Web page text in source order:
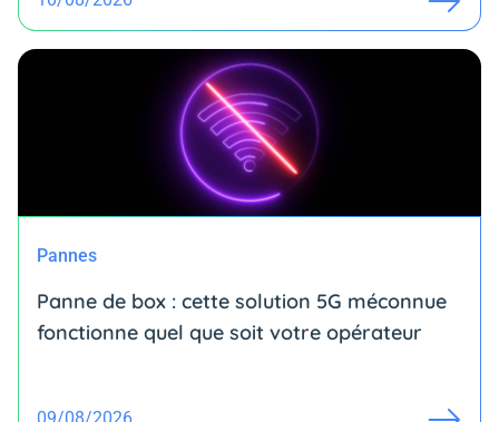
Pannes
Panne de box : cette solution 5G méconnue
fonctionne quel que soit votre opérateur